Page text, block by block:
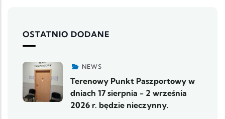
OSTATNIO DODANE
NEWS
Terenowy Punkt Paszportowy w
dniach 17 sierpnia - 2 września
2026 r. będzie nieczynny.